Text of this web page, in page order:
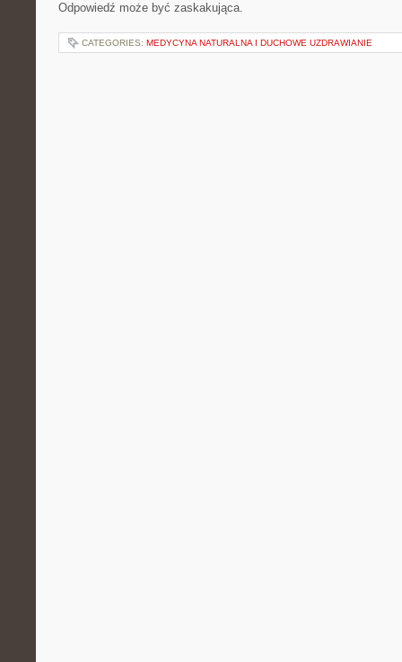
Odpowiedź może być zaskakująca.
CATEGORIES: MEDYCYNA NATURALNA I DUCHOWE UZDRAWIANIE